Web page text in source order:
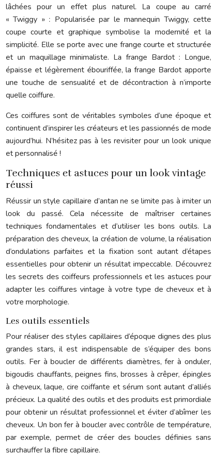
lâchées pour un effet plus naturel. La coupe au carré
« Twiggy » : Popularisée par le mannequin Twiggy, cette
coupe courte et graphique symbolise la modernité et la
simplicité. Elle se porte avec une frange courte et structurée
et un maquillage minimaliste. La frange Bardot : Longue,
épaisse et légèrement ébouriffée, la frange Bardot apporte
une touche de sensualité et de décontraction à n’importe
quelle coiffure.
Ces coiffures sont de véritables symboles d’une époque et
continuent d’inspirer les créateurs et les passionnés de mode
aujourd’hui. N’hésitez pas à les revisiter pour un look unique
et personnalisé !
Techniques et astuces pour un look vintage
réussi
Réussir un style capillaire d’antan ne se limite pas à imiter un
look du passé. Cela nécessite de maîtriser certaines
techniques fondamentales et d’utiliser les bons outils. La
préparation des cheveux, la création de volume, la réalisation
d’ondulations parfaites et la fixation sont autant d’étapes
essentielles pour obtenir un résultat impeccable. Découvrez
les secrets des coiffeurs professionnels et les astuces pour
adapter les coiffures vintage à votre type de cheveux et à
votre morphologie.
Les outils essentiels
Pour réaliser des styles capillaires d’époque dignes des plus
grandes stars, il est indispensable de s’équiper des bons
outils. Fer à boucler de différents diamètres, fer à onduler,
bigoudis chauffants, peignes fins, brosses à crêper, épingles
à cheveux, laque, cire coiffante et sérum sont autant d’alliés
précieux. La qualité des outils et des produits est primordiale
pour obtenir un résultat professionnel et éviter d’abîmer les
cheveux. Un bon fer à boucler avec contrôle de température,
par exemple, permet de créer des boucles définies sans
surchauffer la fibre capillaire.